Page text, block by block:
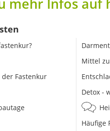
der Fastenkur
Mittel
Detox -
Häufige